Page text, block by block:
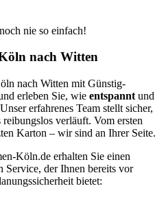
nie so einfach!
nach Witten
nach Witten mit Günstig-
erleben Sie, wie entspannt und
erfahrenes Team stellt sicher,
verläuft. Vom ersten
Karton – wir sind an Ihrer Seite.
Köln.de erhalten Sie einen
Service, der Ihnen bereits vor
bietet: